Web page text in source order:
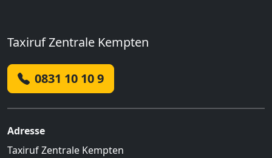
Taxiruf Zentrale Kempten
0831 10 10 9
Adresse
Taxiruf Zentrale Kempten